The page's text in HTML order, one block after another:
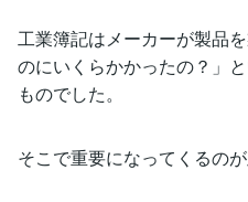
工業簿記はメーカーが製品
のにいくらかかったの？」
ものでした。
そこで重要になってくるのが